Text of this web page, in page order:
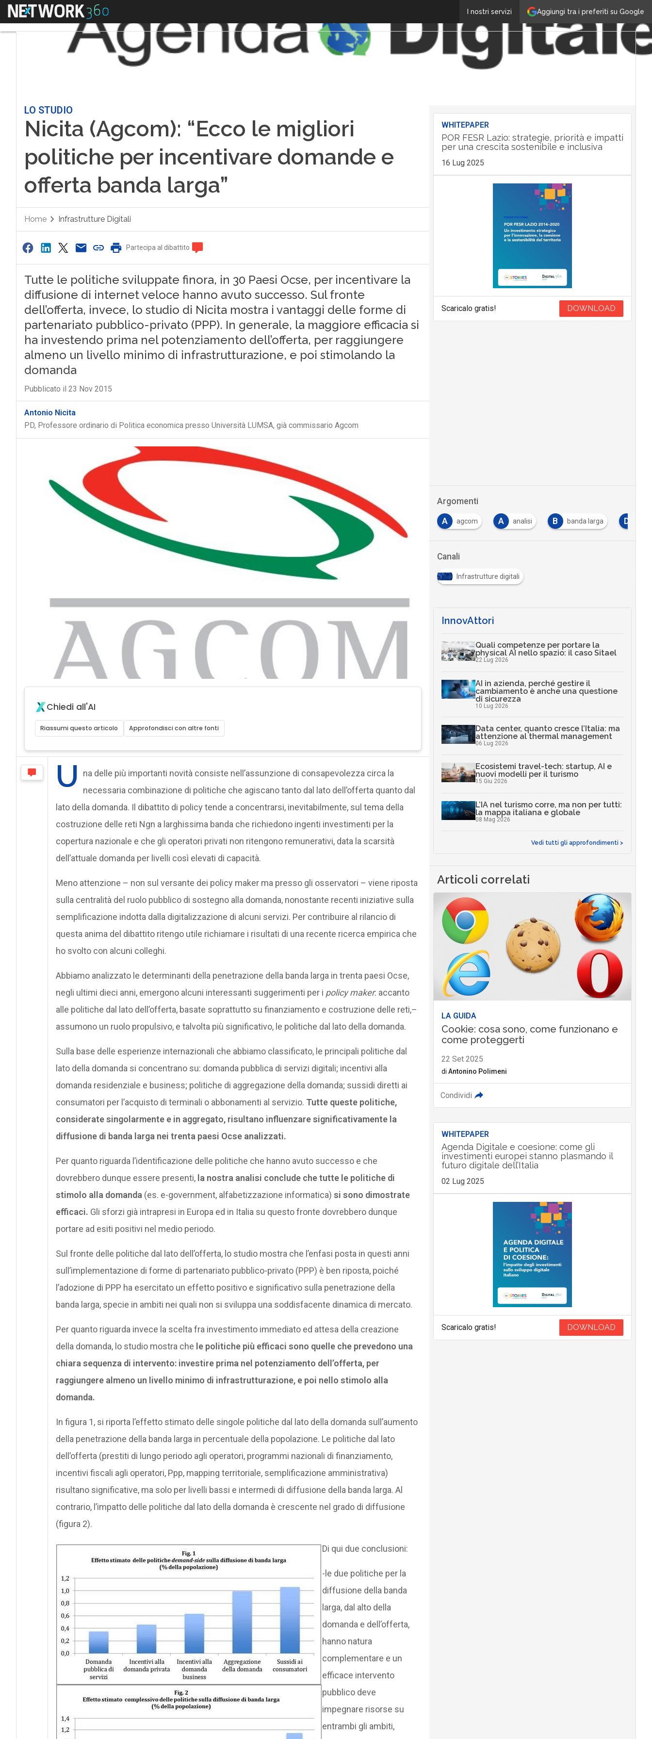
Aggiungi tra i preferiti su Google
I nostri servizi
Menu
LO STUDIO
Nicita (Agcom): “Ecco le migliori
politiche per incentivare domande e
offerta banda larga”
Home Infrastrutture Digitali
Partecipa al dibattito
Tutte le politiche sviluppate finora, in 30 Paesi Ocse, per incentivare la
diffusione di internet veloce hanno avuto successo. Sul fronte
dell’offerta, invece, lo studio di Nicita mostra i vantaggi delle forme di
partenariato pubblico-privato (PPP). In generale, la maggiore efficacia si
ha investendo prima nel potenziamento dell’offerta, per raggiungere
almeno un livello minimo di infrastrutturazione, e poi stimolando la
domanda
Pubblicato il 23 Nov 2015
Antonio Nicita
PD, Professore ordinario di Politica economica presso Università LUMSA, già commissario Agcom
Chiedi all'AI
Riassumi questo articolo Approfondisci con altre fonti
U
na delle più importanti novità consiste nell’assunzione di consapevolezza circa la
necessaria combinazione di politiche che agiscano tanto dal lato dell’offerta quanto dal
lato della domanda. Il dibattito di policy tende a concentrarsi, inevitabilmente, sul tema della
costruzione delle reti Ngn a larghissima banda che richiedono ingenti investimenti per la
copertura nazionale e che gli operatori privati non ritengono remunerativi, data la scarsità
dell’attuale domanda per livelli così elevati di capacità.
Meno attenzione – non sul versante dei policy maker ma presso gli osservatori – viene riposta
sulla centralità del ruolo pubblico di sostegno alla domanda, nonostante recenti iniziative sulla
semplificazione indotta dalla digitalizzazione di alcuni servizi. Per contribuire al rilancio di
questa anima del dibattito ritengo utile richiamare i risultati di una recente ricerca empirica che
ho svolto con alcuni colleghi.
Abbiamo analizzato le determinanti della penetrazione della banda larga in trenta paesi Ocse,
negli ultimi dieci anni, emergono alcuni interessanti suggerimenti per i policy maker: accanto
alle politiche dal lato dell’offerta, basate soprattutto su finanziamento e costruzione delle reti,–
assumono un ruolo propulsivo, e talvolta più significativo, le politiche dal lato della domanda.
Sulla base delle esperienze internazionali che abbiamo classificato, le principali politiche dal
lato della domanda si concentrano su: domanda pubblica di servizi digitali; incentivi alla
domanda residenziale e business; politiche di aggregazione della domanda; sussidi diretti ai
consumatori per l’acquisto di terminali o abbonamenti al servizio. Tutte queste politiche,
considerate singolarmente e in aggregato, risultano influenzare significativamente la
diffusione di banda larga nei trenta paesi Ocse analizzati.
Per quanto riguarda l’identificazione delle politiche che hanno avuto successo e che
dovrebbero dunque essere presenti, la nostra analisi conclude che tutte le politiche di
stimolo alla domanda (es. e-government, alfabetizzazione informatica) si sono dimostrate
efficaci. Gli sforzi già intrapresi in Europa ed in Italia su questo fronte dovrebbero dunque
portare ad esiti positivi nel medio periodo.
Sul fronte delle politiche dal lato dell’offerta, lo studio mostra che l’enfasi posta in questi anni
sull’implementazione di forme di partenariato pubblico-privato (PPP) è ben riposta, poiché
l’adozione di PPP ha esercitato un effetto positivo e significativo sulla penetrazione della
banda larga, specie in ambiti nei quali non si sviluppa una soddisfacente dinamica di mercato.
Per quanto riguarda invece la scelta fra investimento immediato ed attesa della creazione
della domanda, lo studio mostra che le politiche più efficaci sono quelle che prevedono una
chiara sequenza di intervento: investire prima nel potenziamento dell’offerta, per
raggiungere almeno un livello minimo di infrastrutturazione, e poi nello stimolo alla
domanda.
In figura 1, si riporta l’effetto stimato delle singole politiche dal lato della domanda sull’aumento
della penetrazione della banda larga in percentuale della popolazione. Le politiche dal lato
dell’offerta (prestiti di lungo periodo agli operatori, programmi nazionali di finanziamento,
incentivi fiscali agli operatori, Ppp, mapping territoriale, semplificazione amministrativa)
risultano significative, ma solo per livelli bassi e intermedi di diffusione della banda larga. Al
contrario, l’impatto delle politiche dal lato della domanda è crescente nel grado di diffusione
(figura 2).
Di qui due conclusioni:
-le due politiche per la
diffusione della banda
larga, dal alto della
domanda e dell’offerta,
hanno natura
complementare e un
efficace intervento
pubblico deve
impegnare risorse su
entrambi gli ambiti,
WHITEPAPER
POR FESR Lazio: strategie, priorità e impatti
per una crescita sostenibile e inclusiva
16 Lug 2025
Scaricalo gratis! DOWNLOAD
Argomenti
2014 A A analisi B banda larga D data D
Canali
Infrastrutture digitali
InnovAttori
Quali competenze per portare la
physical AI nello spazio: il caso Sitael
22 Lug 2026
AI in azienda, perché gestire il
cambiamento è anche una questione
di sicurezza
10 Lug 2026
Data center, quanto cresce l’Italia: ma
attenzione al thermal management
06 Lug 2026
Ecosistemi travel-tech: startup, AI e
nuovi modelli per il turismo
15 Giu 2026
L’IA nel turismo corre, ma non per tutti:
la mappa italiana e globale
08 Mag 2026
Vedi tutti gli approfondimenti >
Articoli correlati
LA GUIDA
Cookie: cosa sono, come funzionano e
come proteggerti
22 Set 2025
di Antonino Polimeni
Condividi
WHITEPAPER
Agenda Digitale e coesione: come gli
investimenti europei stanno plasmando il
futuro digitale dell’Italia
02 Lug 2025
Scaricalo gratis! DOWNLOAD